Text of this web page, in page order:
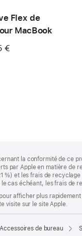
Flex de
MacBook
€
la conformité de ce
par Apple en matière de
%) et les frais de
cas échéant, les frais de
afficher plus
visite sur le site Apple.
Accessoires de bureau